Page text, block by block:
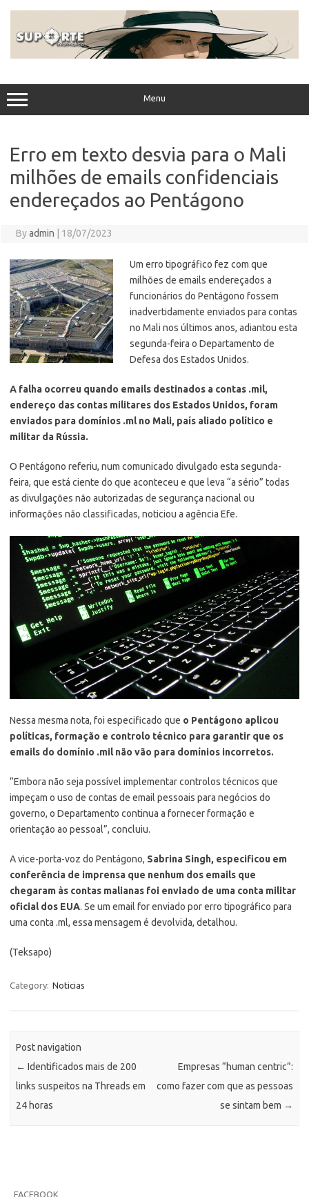
Menu
Erro em texto desvia para o Mali
milhões de emails confidenciais
endereçados ao Pentágono
Byadmin 18/07/2023
Um erro tipográfico fez com que
milhões de emails endereçados a
funcionários do Pentágono fossem
inadvertidamente enviados para contas
no Mali nos últimos anos, adiantou esta
segunda-feira o Departamento de
Defesa dos Estados Unidos.
A falha ocorreu quando emails destinados a contas .mil,
endereço das contas militares dos Estados Unidos, foram
enviados para domínios .ml no Mali, país aliado político e
militar da Rússia.
O Pentágono referiu, num comunicado divulgado esta segunda-
feira, que está ciente do que aconteceu e que leva “a sério” todas
as divulgações não autorizadas de segurança nacional ou
informações não classificadas, noticiou a agência Efe.
Nessa mesma nota, foi especificado que o Pentágono aplicou
políticas, formação e controlo técnico para garantir que os
emails do domínio .mil não vão para domínios incorretos.
“Embora não seja possível implementar controlos técnicos que
impeçam o uso de contas de email pessoais para negócios do
governo, o Departamento continua a fornecer formação e
orientação ao pessoal”, concluiu.
A vice-porta-voz do Pentágono, Sabrina Singh, especificou em
conferência de imprensa que nenhum dos emails que
chegaram às contas malianas foi enviado de uma conta militar
oficial dos EUA. Se um email for enviado por erro tipográfico para
uma conta .ml, essa mensagem é devolvida, detalhou.
(Teksapo)
Category: Noticias
Post navigation
← Identificados mais de 200
links suspeitos na Threads em
24 horas
Empresas “human centric”:
como fazer com que as pessoas
se sintam bem →
FACEBOOK